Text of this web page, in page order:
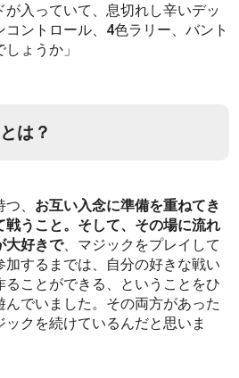
が入っていて、息切れし辛いデッ
ントロール、4色ラリー、バント
ょうか」
は？
、 お互い入念に準備を重ねてき
戦うこと。そして、その場に流れ
大好きで、マジックをプレイして
するまでは、自分の好きな戦い
ことができる、ということをひ
でいました。その両方があった
クを続けているんだと思いま